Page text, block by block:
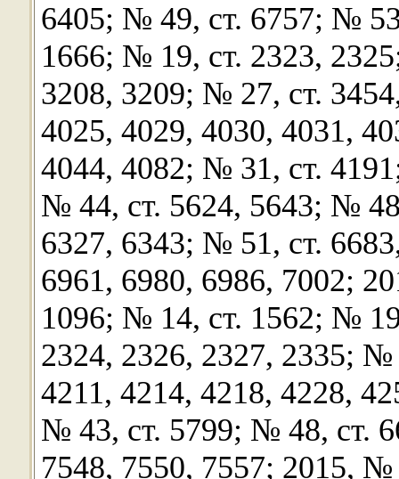
6405; № 49, ст. 6757; №
1666; № 19, ст. 2323,
3208, 3209; № 27, ст.
4025, 4029, 4030, 4031,
4044, 4082; № 31, ст.
№ 44, ст. 5624, 5643; №
6327, 6343; № 51, ст.
6961, 6980, 6986, 7002;
1096; № 14, ст. 1562; №
2324, 2326, 2327, 2335;
4211, 4214, 4218, 4228,
№ 43, ст. 5799; № 48, ст.
7548, 7550, 7557; 2015,